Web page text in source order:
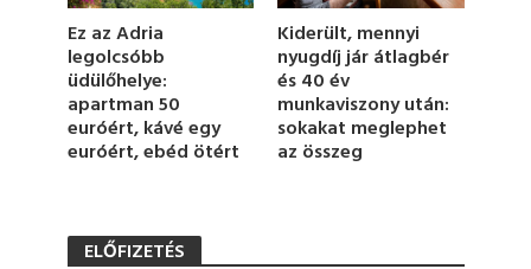
Ez az Adria
legolcsóbb
üdülőhelye:
apartman 50
euróért, kávé egy
euróért, ebéd ötért
Kiderült, mennyi
nyugdíj jár átlagbér
és 40 év
munkaviszony után:
sokakat meglephet
az összeg
ELŐFIZETÉS